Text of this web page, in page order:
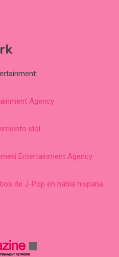
Agency
idol
Entertainment Agency
de J-Pop en habla hispana